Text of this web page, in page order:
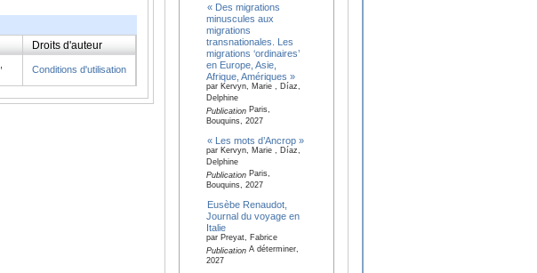
Droits d'auteur
Conditions d'utilisation
« Des migrations
minuscules aux
migrations
transnationales. Les
migrations ‘ordinaires’
en Europe, Asie,
Afrique, Amériques »
par Kervyn, Marie , Díaz,
Delphine
PublicationParis,
Bouquins, 2027
« Les mots d’Ancrop »
par Kervyn, Marie , Díaz,
Delphine
PublicationParis,
Bouquins, 2027
Eusèbe Renaudot,
Journal du voyage en
Italie
par Preyat, Fabrice
PublicationA déterminer,
2027